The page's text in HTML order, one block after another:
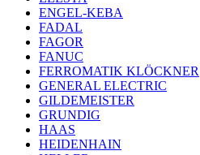
ENGEL-KEBA
FADAL
FAGOR
FANUC
FERROMATIK KLÖCKNER
GENERAL ELECTRIC
GILDEMEISTER
GRUNDIG
HAAS
HEIDENHAIN